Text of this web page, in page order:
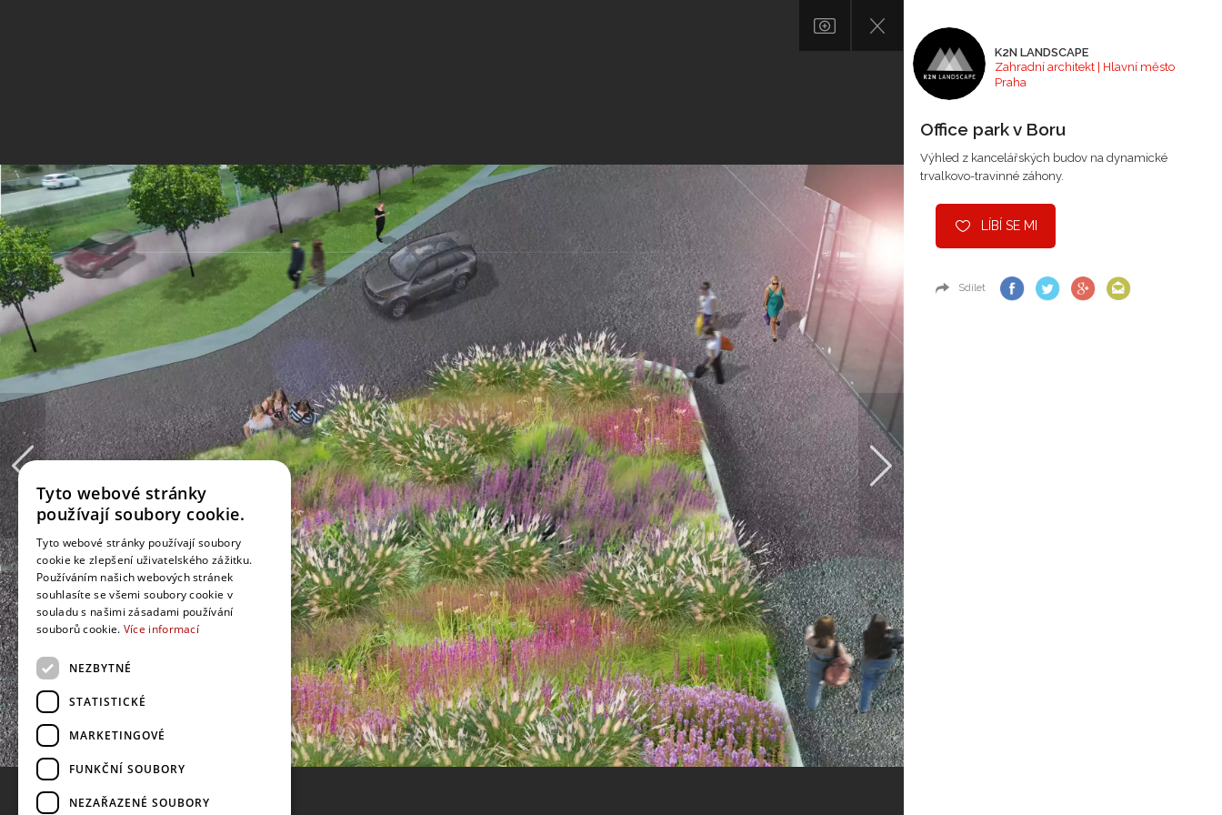
K2N LANDSCAPE
Zahradní architekt | Hlavní město
Praha
Office park v Boru
Výhled z kancelářských budov na dynamické
trvalkovo-travinné záhony.
LÍBÍ SE MI
Sdílet
Tyto webové stránky
používají soubory cookie.
Tyto webové stránky používají soubory
cookie ke zlepšení uživatelského zážitku.
Používáním našich webových stránek
souhlasíte se všemi soubory cookie v
souladu s našimi zásadami používání
souborů cookie. Více informací
NEZBYTNÉ
STATISTICKÉ
MARKETINGOVÉ
FUNKČNÍ SOUBORY
NEZAŘAZENÉ SOUBORY